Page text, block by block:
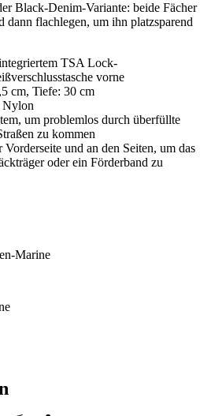
Black-Denim-Variante: beide Fächer
dann flachlegen, um ihn platzsparend
TSA Lock-
vorne
cm, Tiefe: 30 cm
Nylon
um problemlos durch überfüllte
zu kommen
und an den Seiten, um das
oder ein Förderband zu
Marine